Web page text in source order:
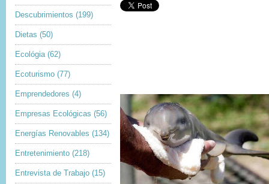
Descubrimientos (199)
Dietas (50)
Ecológia (62)
Ecoturismo (77)
Emprendedores (4)
Empresas Ecológicas (56)
Energías Renovables (134)
Entretenimiento (218)
Entrevista de Trabajo (15)